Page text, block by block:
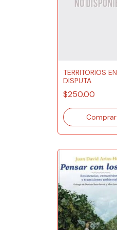
TERRITORIOS EN
DISPUTA
$250.00